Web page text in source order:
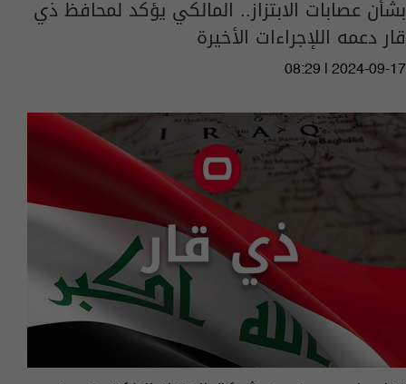
بشأن عصابات الابتزاز.. المالكي يؤكد لمحافظ ذي
قار دعمه اللإجراءات الأخيرة
08:29 | 2024-09-17